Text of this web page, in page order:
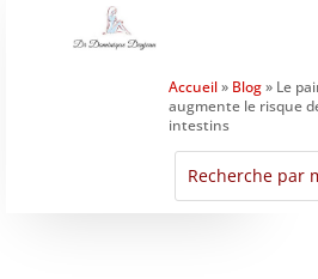
Accueil» Blog» Le
augmente le risque
intestins